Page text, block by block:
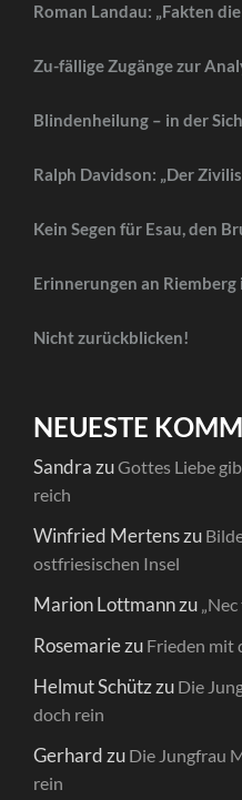
Roman Landau: „Fakten
Zu-fällige Zugänge zur
Blindenheilung – in der
Ralph Davidson: „Der
Kein Segen für Esau, den
Erinnerungen an Riemberg
Nicht zurückblicken!
NEUESTE
SandrazuGottes Liebe
reich
Winfried Mertenszu
ostfriesischen Insel
Marion Lottmannzu
Rosemariezu Frieden mit
Helmut Schützzu Die
doch rein
Gerhardzu Die Jungfrau
rein